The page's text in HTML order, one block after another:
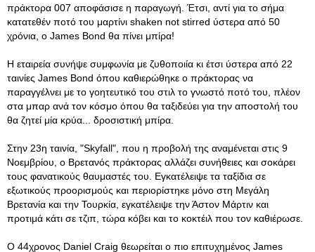
πράκτορα 007 αποφάσισε η παραγωγή. Έτσι, αντί για το σήμα
κατατεθέν ποτό του μαρτίνι shaken not stirred ύστερα από 50
χρόνια, ο James Bond θα πίνει μπίρα!
Η εταιρεία συνήψε συμφωνία με ζυθοποιία κι έτσι ύστερα από 22
ταινίες James Bond όπου καθιερώθηκε ο πράκτορας να
παραγγέλνει με το γοητευτικό του στιλ το γνωστό ποτό του, πλέον
στα μπαρ ανά τον κόσμο όπου θα ταξιδεύει για την αποστολή του
θα ζητεί μία κρύα... δροσιστική μπίρα.
Στην 23η ταινία, "Skyfall", που η προβολή της αναμένεται στις 9
Νοεμβρίου, ο Βρετανός πράκτορας αλλάζει συνήθειες και σοκάρει
τους φανατικούς θαυμαστές του. Εγκατέλειψε τα ταξίδια σε
εξωτικούς προορισμούς και περιορίστηκε μόνο στη Μεγάλη
Βρετανία και την Τουρκία, εγκατέλειψε την Άστον Μάρτιν και
προτιμά κάτι σε τζιπ, τώρα κόβει και το κοκτέιλ που τον καθιέρωσε.
Ο 44χρονος Daniel Craig θεωρείται ο πιο επιτυχημένος James